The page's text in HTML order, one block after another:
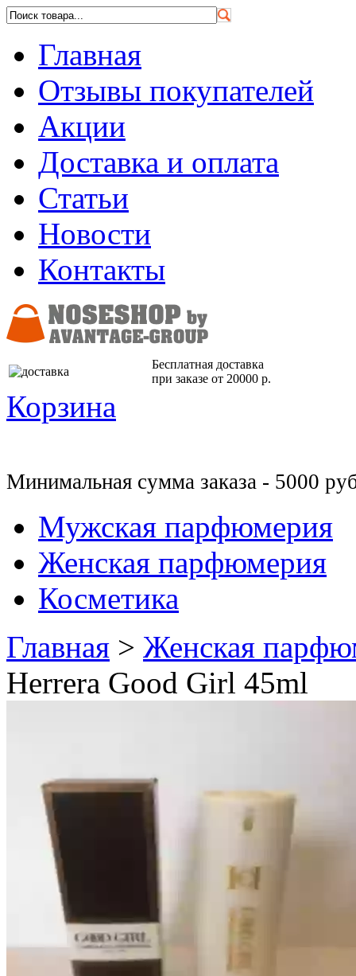
Главная
Отзывы покупателей
Акции
Доставка и оплата
Статьи
Новости
Контакты
Бесплатная доставка
при заказе от 20000 р.
Корзина
Минимальная сумма заказа - 5000
Мужская парфюмерия
Женская парфюмерия
Косметика
Главная > Женская
Herrera Good Girl 45ml